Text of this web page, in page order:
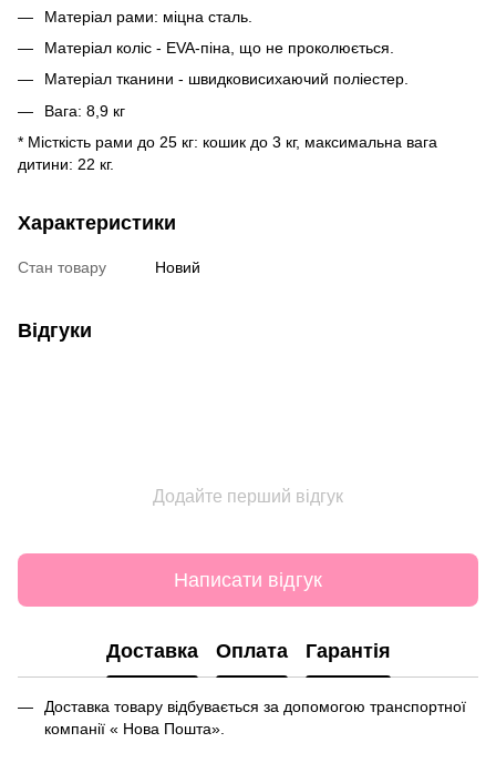
Матеріал рами: міцна сталь.
Матеріал коліс - EVA-піна, що не проколюється.
Матеріал тканини - швидковисихаючий поліестер.
Вага: 8,9 кг
* Місткість рами до 25 кг: кошик до 3 кг, максимальна вага
дитини: 22 кг.
Характеристики
Стан товару Новий
Відгуки
Додайте перший відгук
Написати відгук
Доставка Оплата Гарантія
Доставка товару відбувається за допомогою транспортної
компанії « Нова Пошта».